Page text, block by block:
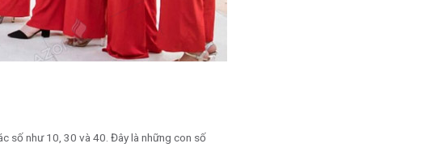
số như 10, 30 và 40. Đây là những con số